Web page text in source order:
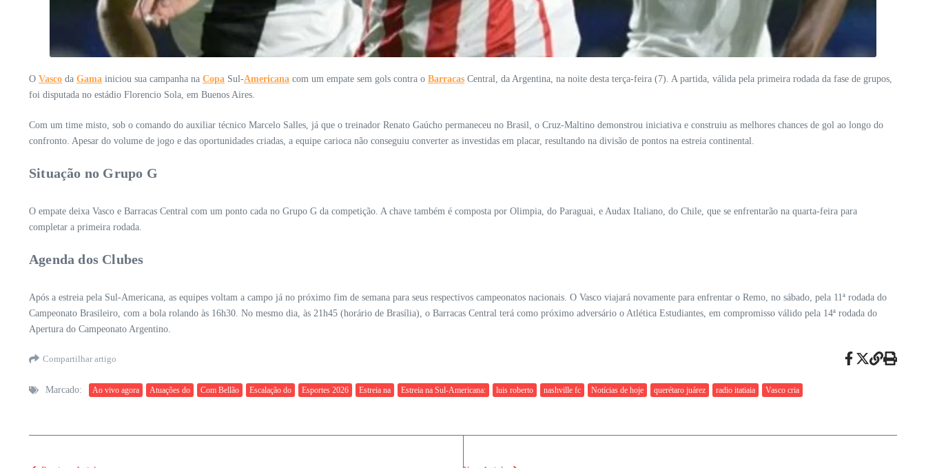
O Vasco da Gama iniciou sua campanha na Copa Sul-Americana com um empate sem gols contra o Barracas Central, da Argentina, na noite desta terça-feira (7). A partida, válida pela primeira rodada da fase de grupos,
foi disputada no estádio Florencio Sola, em Buenos Aires.
Com um time misto, sob o comando do auxiliar técnico Marcelo Salles, já que o treinador Renato Gaúcho permaneceu no Brasil, o Cruz-Maltino demonstrou iniciativa e construiu as melhores chances de gol ao longo do
confronto. Apesar do volume de jogo e das oportunidades criadas, a equipe carioca não conseguiu converter as investidas em placar, resultando na divisão de pontos na estreia continental.
Situação no Grupo G
O empate deixa Vasco e Barracas Central com um ponto cada no Grupo G da competição. A chave também é composta por Olimpia, do Paraguai, e Audax Italiano, do Chile, que se enfrentarão na quarta-feira para
completar a primeira rodada.
Agenda dos Clubes
Após a estreia pela Sul-Americana, as equipes voltam a campo já no próximo fim de semana para seus respectivos campeonatos nacionais. O Vasco viajará novamente para enfrentar o Remo, no sábado, pela 11ª rodada do
Campeonato Brasileiro, com a bola rolando às 16h30. No mesmo dia, às 21h45 (horário de Brasília), o Barracas Central terá como próximo adversário o Atlética Estudiantes, em compromisso válido pela 14ª rodada do
Apertura do Campeonato Argentino.
Compartilhar artigo
Marcado: Ao vivo agora Atuações do Com Bellão Escalação do Esportes 2026 Estreia na Estreia na Sul-Americana: luis roberto nashville fc Notícias de hoje querétaro juárez radio itatiaia Vasco cria